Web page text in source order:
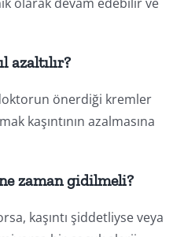
azaltılır?
önerdiği kremler
kaşıntının azalmasına
zaman gidilmeli?
kaşıntı şiddetliyse veya